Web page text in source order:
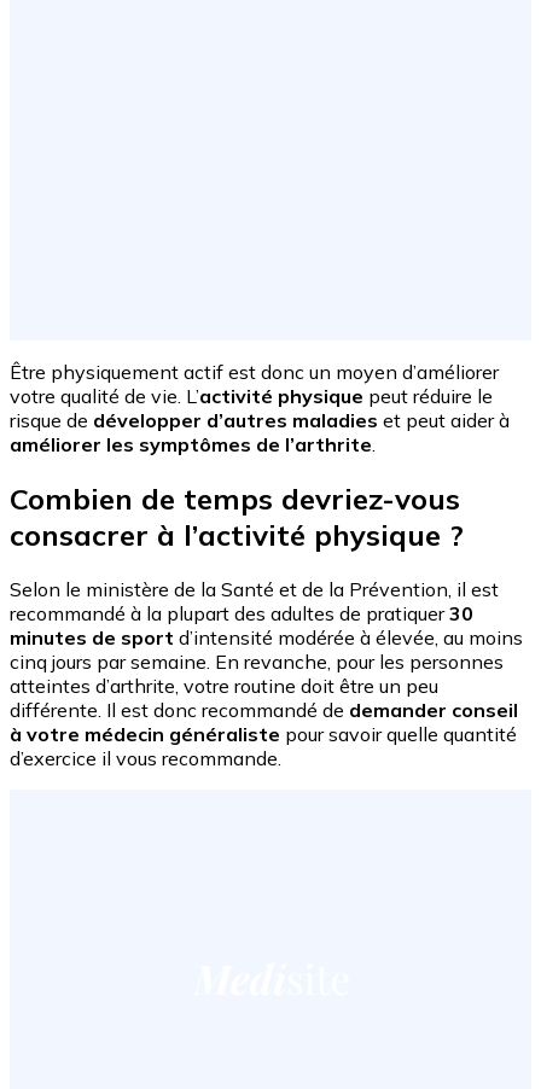
Être physiquement actif est donc un moyen d’améliorer
votre qualité de vie. L’activité physique peut réduire le
risque de développer d’autres maladies et peut aider à
améliorer les symptômes de l’arthrite.
Combien de temps devriez-vous
consacrer à l’activité physique ?
Selon le ministère de la Santé et de la Prévention, il est
recommandé à la plupart des adultes de pratiquer30
minutes de sport d’intensité modérée à élevée, au moins
cinq jours par semaine. En revanche, pour les personnes
atteintes d’arthrite, votre routine doit être un peu
différente. Il est donc recommandé de demander conseil
à votre médecin généraliste pour savoir quelle quantité
d’exercice il vous recommande.